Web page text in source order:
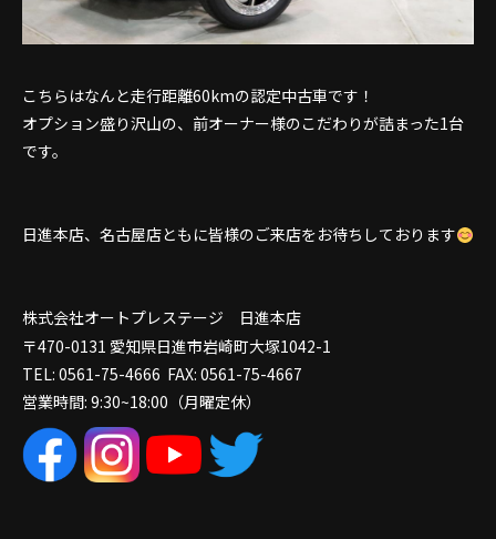
こちらはなんと走行距離60kmの認定中古車です！
オプション盛り沢山の、前オーナー様のこだわりが詰まった1台
です。
日進本店、名古屋店ともに皆様のご来店をお待ちしております
株式会社オートプレステージ 日進本店
〒470-0131 愛知県日進市岩崎町大塚1042-1
TEL: 0561-75-4666 FAX: 0561-75-4667
営業時間: 9:30~18:00（月曜定休）